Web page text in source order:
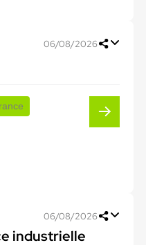
06/08/2026
06/08/2026
industrielle